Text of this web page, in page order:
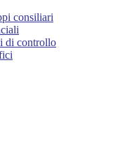
consiliari
di controllo